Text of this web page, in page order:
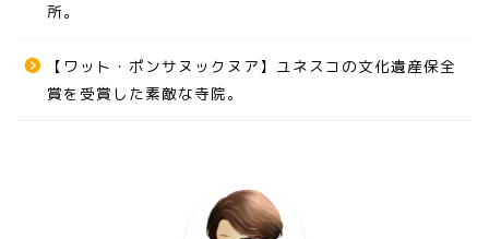
所。
【ワット・ポンサヌックヌア】ユネスコの文化遺産保全
賞を受賞した素敵な寺院。